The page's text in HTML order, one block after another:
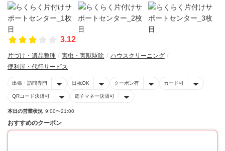
3.12
片づけ・遺品整理 害虫・害獣駆除
ハウスクリーニング
便利屋・代行サービス
出張・訪問専門 日祝OK クーポン有 カード可
QRコード決済可 電子マネー決済可
本日の営業状況 9:00〜21:00
おすすめのクーポン